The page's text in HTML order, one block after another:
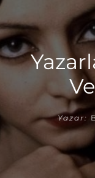
Yazar: